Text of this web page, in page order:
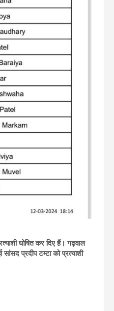
घोषित कर दिए हैं। गढ़वाल
प्रदीप टम्टा को प्रत्याशी